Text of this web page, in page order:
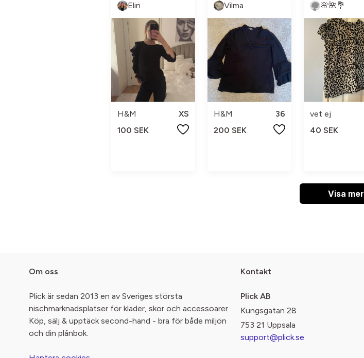
Elin
H&M
XS
100 SEK
Vilma
H&M
36
200 SEK
🌸🌺💐
vet ej
40 SEK
Visa mer
Om oss
Plick är sedan 2013 en av Sveriges största
nischmarknadsplatser för kläder, skor och accessoarer.
Köp, sälj & upptäck second-hand - bra för både miljön
och din plånbok.
Kontakt
Plick AB
Kungsgatan 28
753 21 Uppsala
support@plick.se